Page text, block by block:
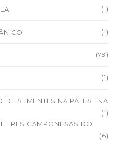
(1)
(1)
(79)
(1)
DE SEMENTES NA PALESTINA
(1)
CAMPONESAS DO
(6)